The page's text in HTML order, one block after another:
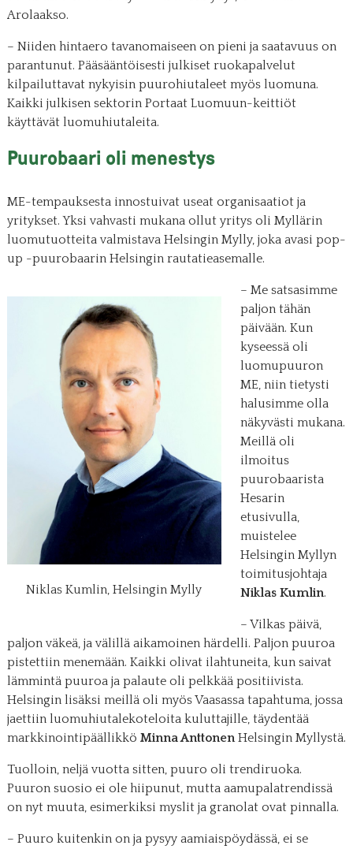
Arolaakso.
– Niiden hintaero tavanomaiseen on pieni ja saatavuus on
parantunut. Pääsääntöisesti julkiset ruokapalvelut
kilpailuttavat nykyisin puurohiutaleet myös luomuna.
Kaikki julkisen sektorin Portaat Luomuun-keittiöt
käyttävät luomuhiutaleita.
Puurobaari oli menestys
ME-tempauksesta innostuivat useat organisaatiot ja
yritykset. Yksi vahvasti mukana ollut yritys oli Myllärin
luomutuotteita valmistava Helsingin Mylly, joka avasi pop-
up -puurobaarin Helsingin rautatieasemalle.
Niklas Kumlin, Helsingin Mylly
– Me satsasimme
paljon tähän
päivään. Kun
kyseessä oli
luomupuuron
ME, niin tietysti
halusimme olla
näkyvästi mukana.
Meillä oli
ilmoitus
puurobaarista
Hesarin
etusivulla,
muistelee
Helsingin Myllyn
toimitusjohtaja
Niklas Kumlin.
– Vilkas päivä,
paljon väkeä, ja välillä aikamoinen härdelli. Paljon puuroa
pistettiin menemään. Kaikki olivat ilahtuneita, kun saivat
lämmintä puuroa ja palaute oli pelkkää positiivista.
Helsingin lisäksi meillä oli myös Vaasassa tapahtuma, jossa
jaettiin luomuhiutalekoteloita kuluttajille, täydentää
markkinointipäällikkö Minna AnttonenHelsingin Myllystä.
Tuolloin, neljä vuotta sitten, puuro oli trendiruoka.
Puuron suosio ei ole hiipunut, mutta aamupalatrendissä
on nyt muuta, esimerkiksi myslit ja granolat ovat pinnalla.
– Puuro kuitenkin on ja pysyy aamiaispöydässä, ei se